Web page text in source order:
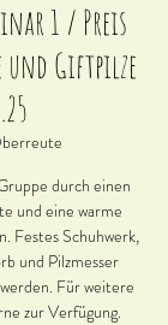
1 / Preis
und Giftpilze
durch einen
und eine warme
Festes Schuhwerk,
und Pilzmesser
Für weitere
zur Verfügung.